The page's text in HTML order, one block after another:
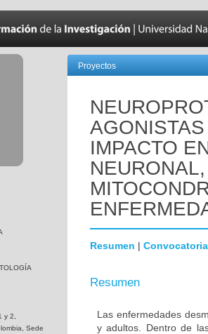
y 2,
Sede
Proyectos
IMPACTO
Resumen | Convocatoria
Resumen
Las enfermedades
y adultos. Dentro de